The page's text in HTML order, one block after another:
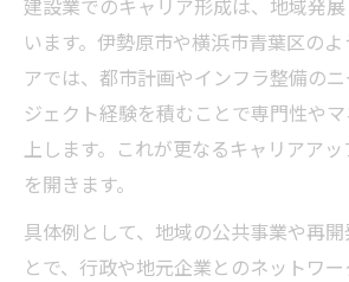
建設業でのキャリア形成は、地域発
います。伊勢原市や横浜市青葉区の
アでは、都市計画やインフラ整備の
ジェクト経験を積むことで専門性や
上します。これが更なるキャリアア
を開きます。
具体例として、地域の公共事業や再
とで、行政や地元企業とのネットワ